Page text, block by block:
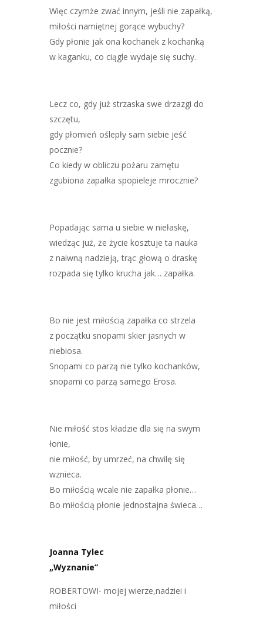
Więc czymże zwać innym, jeśli nie zapałką,
miłości namiętnej gorące wybuchy?
Gdy płonie jak ona kochanek z kochanką
w kaganku, co ciągle wydaje się suchy.
Lecz co, gdy już strzaska swe drzazgi do
szczętu,
gdy płomień oślepły sam siebie jeść
pocznie?
Co kiedy w obliczu pożaru zamętu
zgubiona zapałka spopieleje mrocznie?
Popadając sama u siebie w niełaskę,
wiedząc już, że życie kosztuje ta nauka
z naiwną nadzieją, trąc głową o draskę
rozpada się tylko krucha jak… zapałka.
Bo nie jest miłością zapałka co strzela
z początku snopami skier jasnych w
niebiosa.
Snopami co parzą nie tylko kochanków,
snopami co parzą samego Erosa.
Nie miłość stos kładzie dla się na swym
łonie,
nie miłość, by umrzeć, na chwilę się
wznieca.
Bo miłością wcale nie zapałka płonie…
Bo miłością płonie jednostajna świeca…
Joanna Tylec
„Wyznanie”
ROBERTOWI- mojej wierze,nadziei i
miłości